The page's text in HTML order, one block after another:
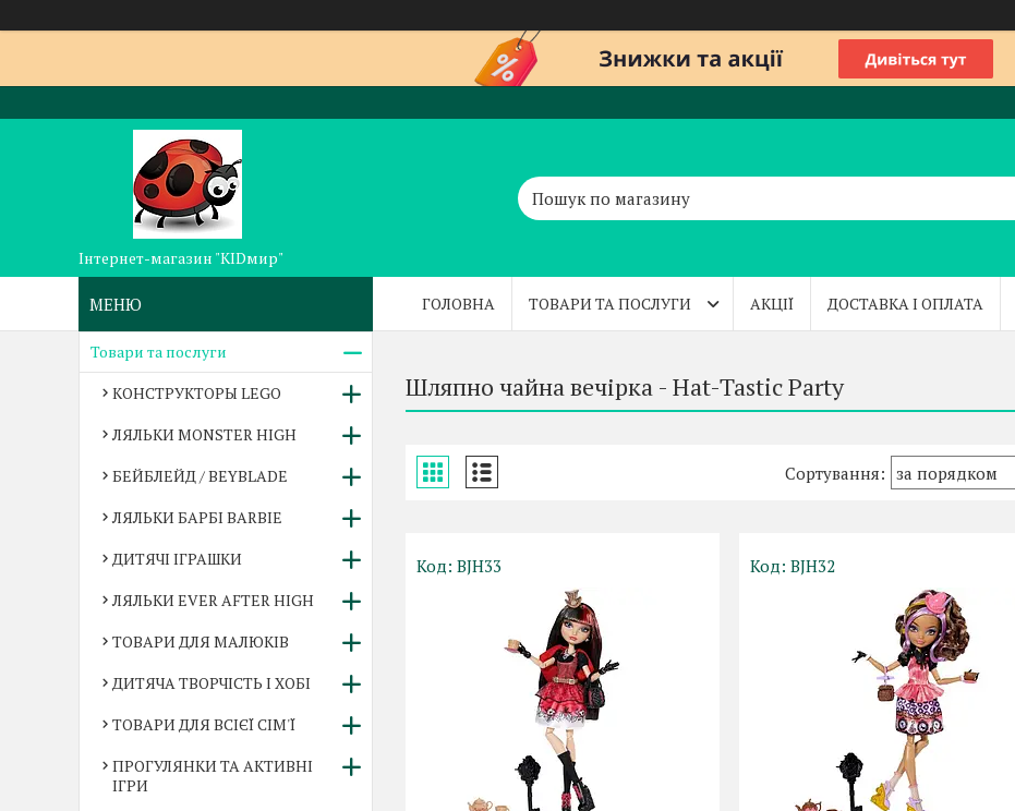
Інтернет-магазин "KIDмир"
ГОЛОВНА ТОВАРИ ТА ПОСЛУГИ АКЦІЇ ДОСТАВКА І ОПЛАТА
Шляпно чайна вечірка - Hat-Tastic Party
BJH33 BJH32
Товари та послуги
КОНСТРУКТОРЫ LEGO
ЛЯЛЬКИ MONSTER HIGH
БЕЙБЛЕЙД / BEYBLADE
ЛЯЛЬКИ БАРБІ BARBIE
ДИТЯЧІ ІГРАШКИ
ЛЯЛЬКИ EVER AFTER HIGH
ТОВАРИ ДЛЯ МАЛЮКІВ
ДИТЯЧА ТВОРЧІСТЬ І ХОБІ
ТОВАРИ ДЛЯ ВСІЄЇ СІМ'Ї
ПРОГУЛЯНКИ ТА АКТИВНІ
ІГРИ